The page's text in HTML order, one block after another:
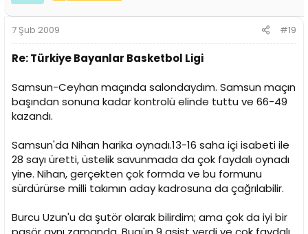
7 Şub 2009 #19
Re: Türkiye Bayanlar Basketbol Ligi
Samsun-Ceyhan maçında salondaydım. Samsun maçın
başından sonuna kadar kontrolü elinde tuttu ve 66-49
kazandı.
Samsun'da Nihan harika oynadı.13-16 saha içi isabeti ile
28 sayı üretti, üstelik savunmada da çok faydalı oynadı
yine. Nihan, gerçekten çok formda ve bu formunu
sürdürürse milli takımın aday kadrosuna da çağrılabilir.
Burcu Uzun'u da şutör olarak bilirdim; ama çok da iyi bir